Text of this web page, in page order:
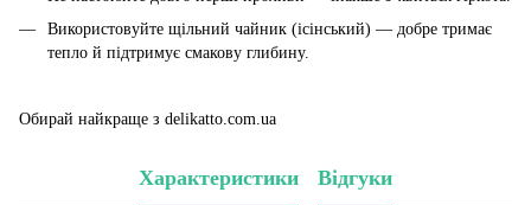
Використовуйте щільний чайник (ісінський) — добре тримає
тепло й підтримує смакову глибину.
Обирай найкраще з delikatto.com.ua
Характеристики Відгуки